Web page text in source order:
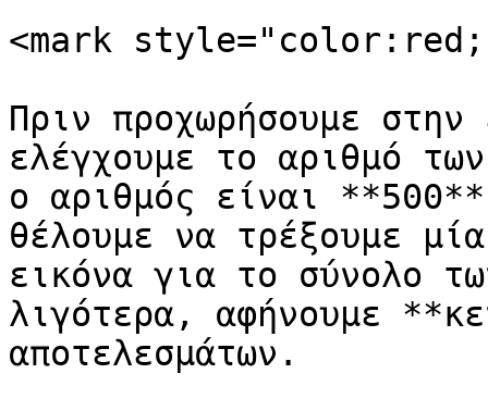
<mark
Πριν προχωρήσουμε
ελέγχουμε το αριθμό
ο αριθμός είναι
θέλουμε να τρέξουμε
εικόνα για το σύνολο
λιγότερα, αφήνουμε
αποτελεσμάτων.